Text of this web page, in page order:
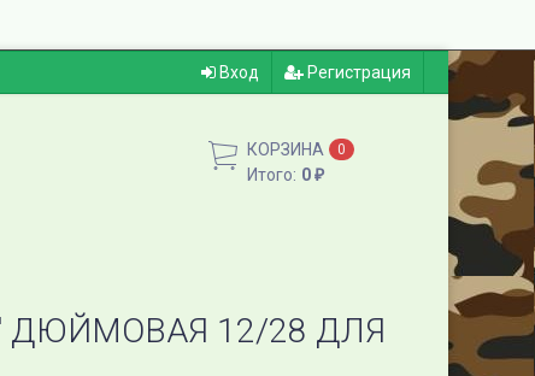
Вход Регистрация
КОРЗИНА 0
Итого: 0 ₽
ДЮЙМОВАЯ 12/28 ДЛЯ